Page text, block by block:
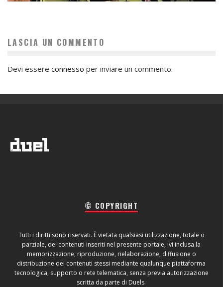
LASCIA UN COMMENTO
Devi essere connesso per inviare un commento.
© COPYRIGHT
Tutti i diritti sono riservati. È vietata qualsiasi utilizzazione, totale o
parziale, dei contenuti inseriti nel presente portale, ivi inclusa la
memorizzazione, riproduzione, rielaborazione, diffusione o
distribuzione dei contenuti stessi mediante qualunque piattaforma
tecnologica, supporto o rete telematica, senza previa autorizzazione
scritta da parte di Duels.